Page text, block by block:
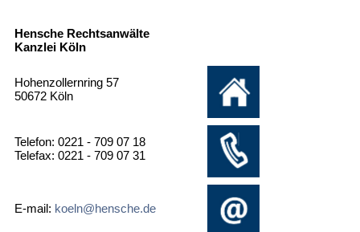
Hensche Rechtsanwälte
Kanzlei Köln
Hohenzollernring 57
50672 Köln
Telefon: 0221 - 709 07 18
Telefax: 0221 - 709 07 31
E-mail: koeln@hensche.de